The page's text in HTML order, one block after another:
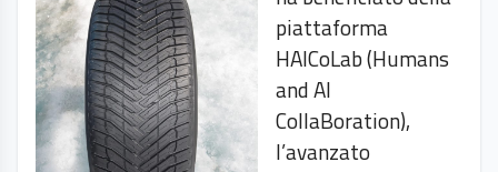
piattaforma
HAICoLab (Humans
and AI
CollaBoration),
l’avanzato